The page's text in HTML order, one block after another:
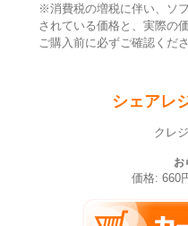
※消費税の増税に伴い、ソ
されている価格と、実際の
ご購入前に必ずご確認くださ
シェアレ
クレ
お
価格: 660